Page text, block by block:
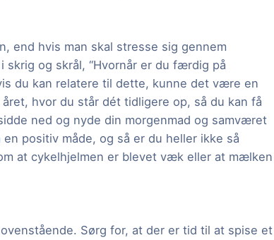
end hvis man skal stresse sig gennem
skrig og skrål, “Hvornår er du færdig på
du kan relatere til dette, kunne det være en
hvor du står dét tidligere op, så du kan få
ned og nyde din morgenmad og samværet
positiv måde, og så er du heller ikke så
at cykelhjelmen er blevet væk eller at mælken
Sørg for, at der er tid til at spise et